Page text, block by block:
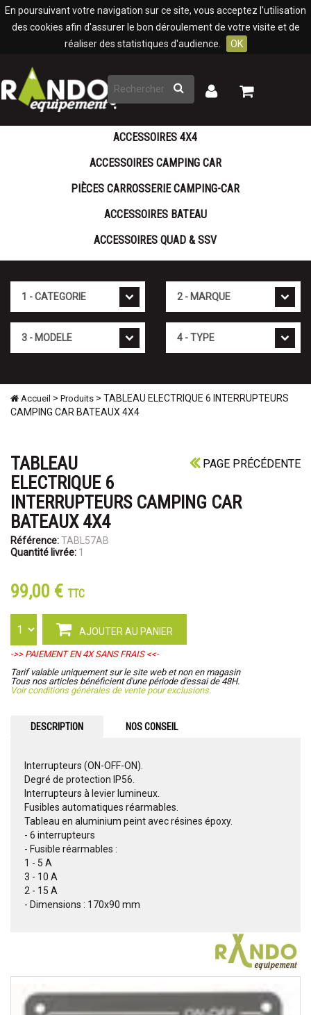
En poursuivant votre navigation sur ce site, vous acceptez l'utilisation
des cookies afin d'assurer le bon déroulement de votre visite et de
réaliser des statistiques d'audience.
OK
Rechercher
Mon
Mon
ACCESSOIRES 4X4
ACCESSOIRES CAMPING CAR
PIÈCES CARROSSERIE CAMPING-CAR
ACCESSOIRES BATEAU
ACCESSOIRES QUAD & SSV
Accueil > Produits > TABLEAU ELECTRIQUE 6 INTERRUPTEURS
CAMPING CAR BATEAUX 4X4
PAGE PRÉCÉDENTE
TABLEAU
ELECTRIQUE 6
INTERRUPTEURS CAMPING CAR
BATEAUX 4X4
Référence:TABL57AB
Quantité livrée: 1
99,00 € TTC
AJOUTER AU PANIER
->> PAIEMENT EN 4X SANS FRAIS <<-
Tarif valable uniquement sur le site web et non en magasin
Tous nos articles bénéficient d'une période d'essai de 48H.
Voir conditions générales de vente pour exclusions.
DESCRIPTION NOS CONSEIL
Interrupteurs (ON-OFF-ON).
Degré de protection IP56.
Interrupteurs à levier lumineux.
Fusibles automatiques réarmables.
Tableau en aluminium peint avec résines époxy.
- 6 interrupteurs
- Fusible réarmables :
1 - 5 A
3 - 10 A
2 - 15 A
- Dimensions : 170x90 mm
Panneau de gestion des cookies